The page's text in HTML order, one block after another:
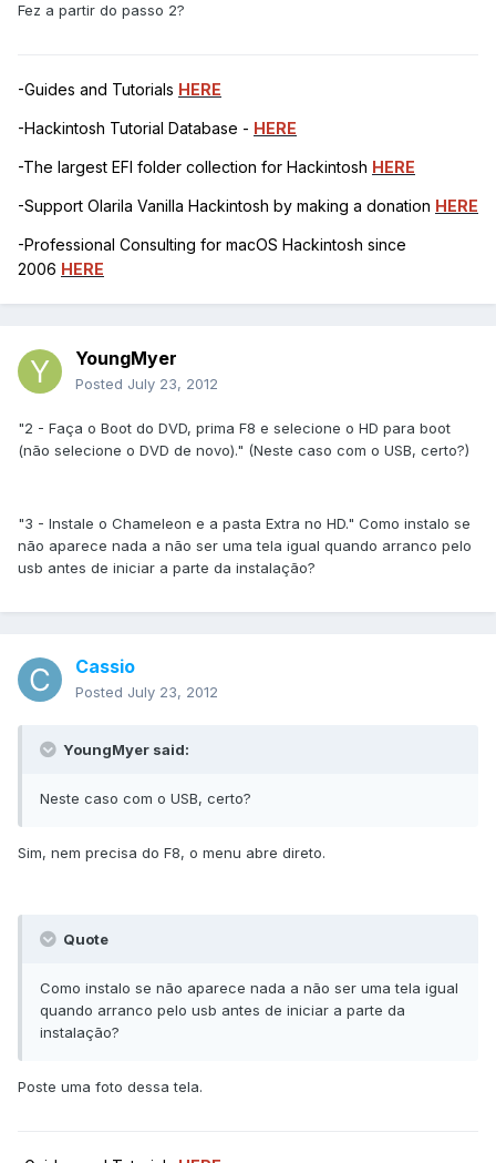
Fez a partir do passo 2?
-Guides and Tutorials HERE
-Hackintosh Tutorial Database - HERE
-The largest EFI folder collection for Hackintosh HERE
-Support Olarila Vanilla Hackintosh by making a donation HERE
-Professional Consulting for macOS Hackintosh since
2006 HERE
YoungMyer
Posted July 23, 2012
"2 - Faça o Boot do DVD, prima F8 e selecione o HD para boot
(não selecione o DVD de novo)." (Neste caso com o USB, certo?)
"3 - Instale o Chameleon e a pasta Extra no HD." Como instalo se
não aparece nada a não ser uma tela igual quando arranco pelo
usb antes de iniciar a parte da instalação?
Cassio
Posted July 23, 2012
YoungMyer said:
Neste caso com o USB, certo?
Sim, nem precisa do F8, o menu abre direto.
Quote
Como instalo se não aparece nada a não ser uma tela igual
quando arranco pelo usb antes de iniciar a parte da
instalação?
Poste uma foto dessa tela.